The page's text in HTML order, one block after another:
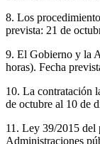
8. Los
prevista: 21 de
9. El Gobierno y la
horas). Fecha
10. La contratación
de octubre al 10 de
11. Ley 39/2015 del
Administraciones